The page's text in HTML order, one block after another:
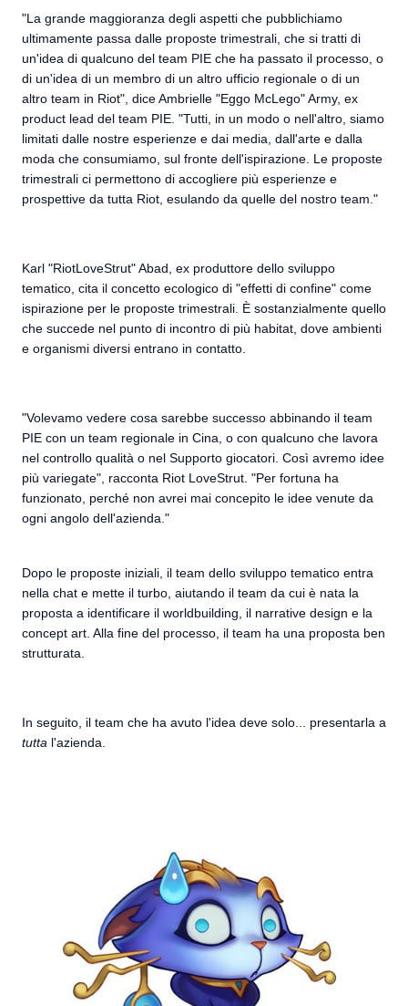
"La grande maggioranza degli aspetti che pubblichiamo
ultimamente passa dalle proposte trimestrali, che si tratti di
un'idea di qualcuno del team PIE che ha passato il processo, o
di un'idea di un membro di un altro ufficio regionale o di un
altro team in Riot", dice Ambrielle "Eggo McLego" Army, ex
product lead del team PIE. "Tutti, in un modo o nell'altro, siamo
limitati dalle nostre esperienze e dai media, dall'arte e dalla
moda che consumiamo, sul fronte dell'ispirazione. Le proposte
trimestrali ci permettono di accogliere più esperienze e
prospettive da tutta Riot, esulando da quelle del nostro team."
Karl "RiotLoveStrut" Abad, ex produttore dello sviluppo
tematico, cita il concetto ecologico di "effetti di confine" come
ispirazione per le proposte trimestrali. È sostanzialmente quello
che succede nel punto di incontro di più habitat, dove ambienti
e organismi diversi entrano in contatto.
"Volevamo vedere cosa sarebbe successo abbinando il team
PIE con un team regionale in Cina, o con qualcuno che lavora
nel controllo qualità o nel Supporto giocatori. Così avremo idee
più variegate", racconta Riot LoveStrut. "Per fortuna ha
funzionato, perché non avrei mai concepito le idee venute da
ogni angolo dell'azienda."
Dopo le proposte iniziali, il team dello sviluppo tematico entra
nella chat e mette il turbo, aiutando il team da cui è nata la
proposta a identificare il worldbuilding, il narrative design e la
concept art. Alla fine del processo, il team ha una proposta ben
strutturata.
In seguito, il team che ha avuto l'idea deve solo... presentarla a
tutta l'azienda.